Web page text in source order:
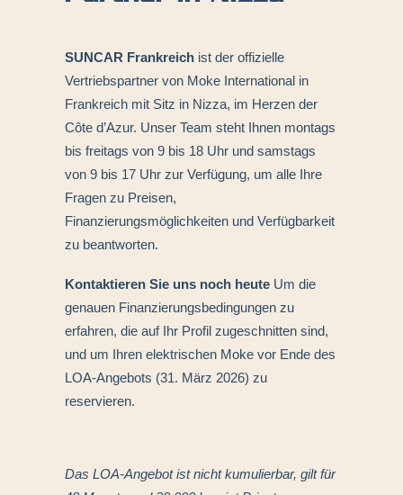
SUNCAR Frankreich ist der offizielle
Vertriebspartner von Moke International in
Frankreich mit Sitz in Nizza, im Herzen der
Côte d’Azur. Unser Team steht Ihnen montags
bis freitags von 9 bis 18 Uhr und samstags
von 9 bis 17 Uhr zur Verfügung, um alle Ihre
Fragen zu Preisen,
Finanzierungsmöglichkeiten und Verfügbarkeit
zu beantworten.
Kontaktieren Sie uns noch heute Um die
genauen Finanzierungsbedingungen zu
erfahren, die auf Ihr Profil zugeschnitten sind,
und um Ihren elektrischen Moke vor Ende des
LOA-Angebots (31. März 2026) zu
reservieren.
Das LOA-Angebot ist nicht kumulierbar, gilt für